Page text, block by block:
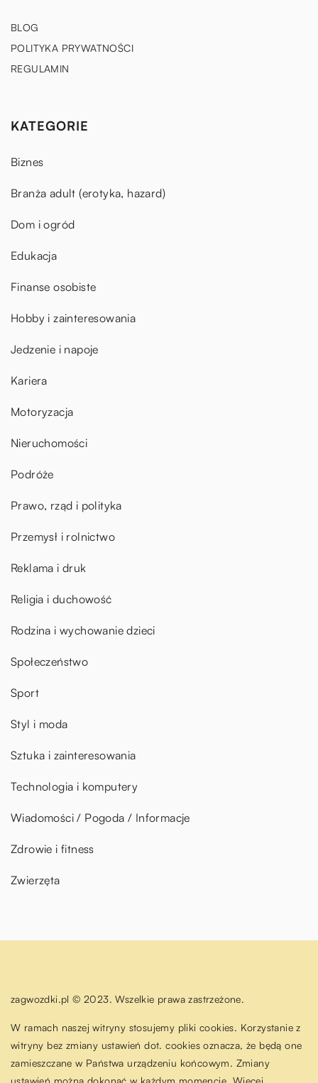
BLOG
POLITYKA PRYWATNOŚCI
REGULAMIN
KATEGORIE
Biznes
Branża adult (erotyka, hazard)
Dom i ogród
Edukacja
Finanse osobiste
Hobby i zainteresowania
Jedzenie i napoje
Kariera
Motoryzacja
Nieruchomości
Podróże
Prawo, rząd i polityka
Przemysł i rolnictwo
Reklama i druk
Religia i duchowość
Rodzina i wychowanie dzieci
Społeczeństwo
Sport
Styl i moda
Sztuka i zainteresowania
Technologia i komputery
Wiadomości / Pogoda / Informacje
Zdrowie i fitness
Zwierzęta
zagwozdki.pl © 2023. Wszelkie prawa zastrzeżone.
W ramach naszej witryny stosujemy pliki cookies. Korzystanie z
witryny bez zmiany ustawień dot. cookies oznacza, że będą one
zamieszczane w Państwa urządzeniu końcowym. Zmiany